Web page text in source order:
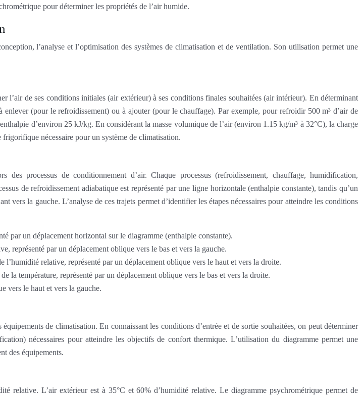
pour déterminer les propriétés de l’air humide.
l’analyse et l’optimisation des systèmes de climatisation et de ventilation. Son utilisation permet une
l’air de ses conditions initiales (air extérieur) à ses conditions finales souhaitées (air intérieur). En déterminant
(pour le refroidissement) ou à ajouter (pour le chauffage). Par exemple, pour refroidir 500 m³ d’air de
d’environ 25 kJ/kg. En considérant la masse volumique de l’air (environ 1.15 kg/m³ à 32°C), la charge
nécessaire pour un système de climatisation.
processus de conditionnement d’air. Chaque processus (refroidissement, chauffage, humidification,
de refroidissement adiabatique est représenté par une ligne horizontale (enthalpie constante), tandis qu’un
vers la gauche. L’analyse de ces trajets permet d’identifier les étapes nécessaires pour atteindre les conditions
par un déplacement horizontal sur le diagramme (enthalpie constante).
représenté par un déplacement oblique vers le bas et vers la gauche.
relative, représenté par un déplacement oblique vers le haut et vers la droite.
la température, représenté par un déplacement oblique vers le bas et vers la droite.
vers le haut et vers la gauche.
de climatisation. En connaissant les conditions d’entrée et de sortie souhaitées, on peut déterminer
nécessaires pour atteindre les objectifs de confort thermique. L’utilisation du diagramme permet une
des équipements.
relative. L’air extérieur est à 35°C et 60% d’humidité relative. Le diagramme psychrométrique permet de